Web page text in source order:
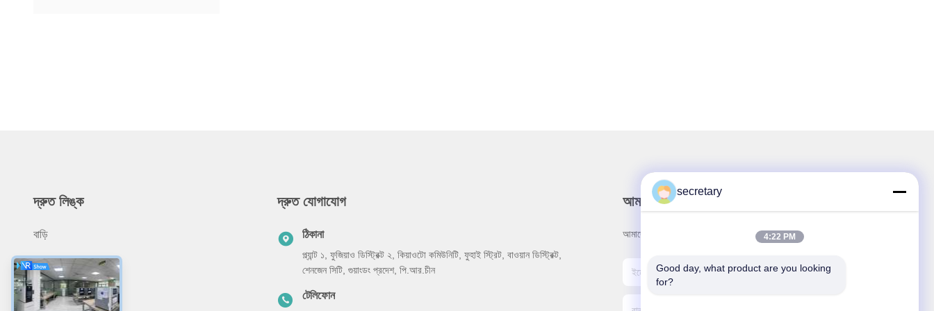
দ্রুত লিঙ্ক
বাড়ি
আমাদের সম্বন্ধে
পণ্য
দ্রুত যোগাযোগ
ঠিকানা
প্ল্যান্ট ১, ফুজিয়াও ডিস্ট্রিক্ট ২, কিয়াওটো কমিউনিটি, ফুহাই স্ট্রিট, বাওয়ান ডিস্ট্রিক্ট,
শেনজেন সিটি, গুয়াংডং প্রদেশ, পি.আর.চীন
টেলিফোন
আমাদের নিউজলেটার
আমাদের নিউজলেটারে সাবস্ক্রাইব করুন এবং আরও অনেক কিছু পেতে পারেন।
secretary
4:22 PM
Good day, what product are you looking
for?